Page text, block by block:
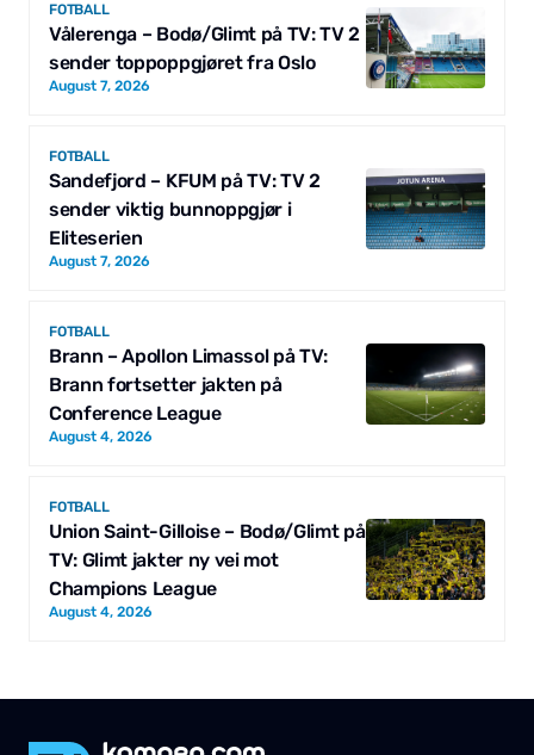
FOTBALL
Vålerenga – Bodø/Glimt på TV: TV 2
sender toppoppgjøret fra Oslo
August 7, 2026
FOTBALL
Sandefjord – KFUM på TV: TV 2
sender viktig bunnoppgjør i
Eliteserien
August 7, 2026
FOTBALL
Brann – Apollon Limassol på TV:
Brann fortsetter jakten på
Conference League
August 4, 2026
FOTBALL
Union Saint-Gilloise – Bodø/Glimt på
TV: Glimt jakter ny vei mot
Champions League
August 4, 2026